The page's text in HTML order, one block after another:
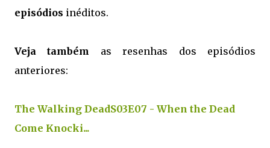
episódios inéditos.
Veja também
as resenhas dos episódios
anteriores:
The Walking DeadS03E07 - When the Dead
Come Knocki...